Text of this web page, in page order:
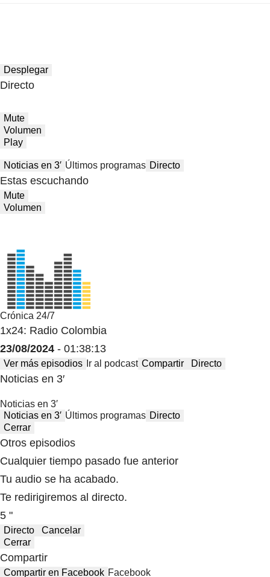
Desplegar
Directo
Mute
Volumen
Play
Noticias en 3′ Últimos programas Directo
Estas escuchando
Mute
Volumen
Crónica 24/7
1x24: Radio Colombia
23/08/2024 - 01:38:13
Ver más episodios Ir al podcast Compartir Directo
Noticias en 3′
Noticias en 3′
Noticias en 3′ Últimos programas Directo
Cerrar
Otros episodios
Cualquier tiempo pasado fue anterior
Tu audio se ha acabado.
Te redirigiremos al directo.
5 "
Directo
Cancelar
Cerrar
Compartir
Compartir en Facebook Facebook